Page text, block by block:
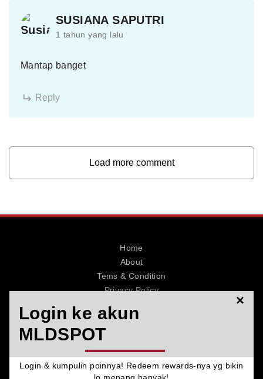
SUSIANA SAPUTRI
1 tahun yang lalu
Mantap banget
Reply
Load more comment
© 2026 MLDSPOT. All Rights Reserved.
Home
About
Tems & Condition
Privacy Policy
Login ke akun
MLDSPOT
×
Login & kumpulin poinnya! Redeem rewards-nya yg bikin